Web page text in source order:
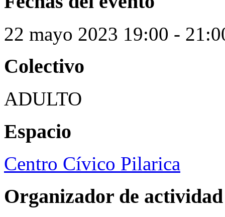
22 mayo 2023 19:00 -
Colectivo
ADULTO
Espacio
Centro Cívico Pilarica
Organizador de actividad